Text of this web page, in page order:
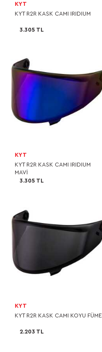
KYT
KYT R2R KASK CAMI IRIDIUM
3.305 TL
KYT
KYT R2R KASK CAMI IRIDIUM
MAVİ
3.305 TL
KYT
KYT R2R KASK CAMI KOYU FÜME
2.203 TL